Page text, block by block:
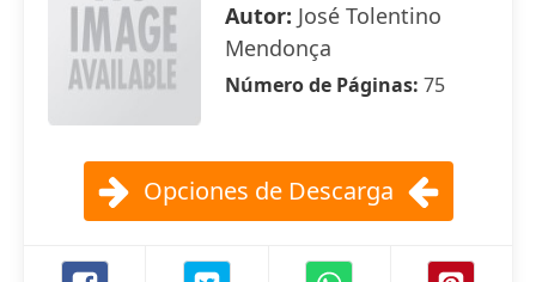
Autor: José Tolentino
Mendonça
Número de Páginas: 75
Opciones de Descarga